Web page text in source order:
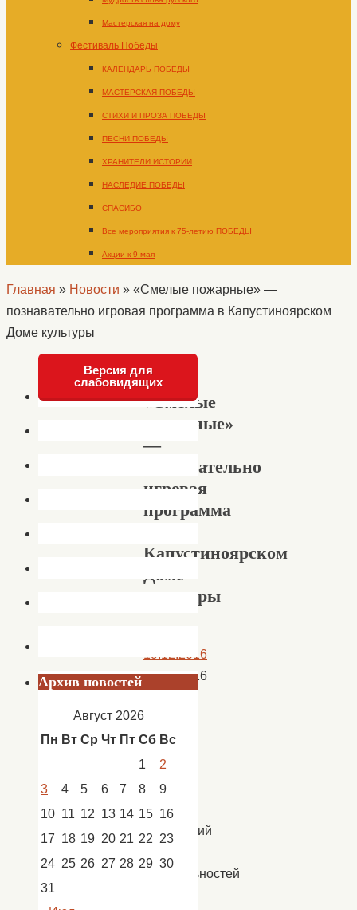
Мастерская на дому
Фестиваль Победы
КАЛЕНДАРЬ ПОБЕДЫ
МАСТЕРСКАЯ ПОБЕДЫ
СТИХИ И ПРОЗА ПОБЕДЫ
ПЕСНИ ПОБЕДЫ
ХРАНИТЕЛИ ИСТОРИИ
НАСЛЕДИЕ ПОБЕДЫ
СПАСИБО
Все мероприятия к 75-летию ПОБЕДЫ
Акции к 9 мая
Главная » Новости » «Смелые пожарные» —
познавательно игровая программа в Капустиноярском
Доме культуры
«Смелые
пожарные»
—
познавательно
игровая
программа
Капустиноярском
Доме
культуры
19.12.2016
19.12.2016
новости
Кап.
Профессий
специальностей
Версия для
слабовидящих
Архив новостей
Август 2026
Пн Вт Ср Чт Пт Сб Вс
1
2
3
4 5 6 7 8
9
10 11 12 13 14 15 16
17 18 19 20 21 22 23
24 25 26 27 28 29 30
31